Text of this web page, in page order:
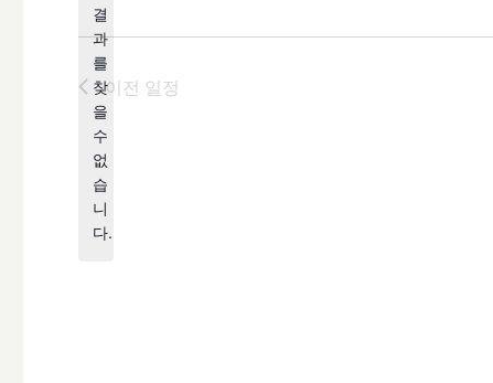
공
지
결
과
를
찾
을
수
없
습
니
다.
이전 일정